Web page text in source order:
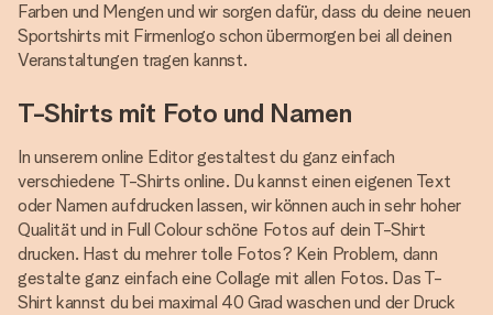
Farben und Mengen und wir sorgen dafür, dass du deine neuen
Sportshirts mit Firmenlogo schon übermorgen bei all deinen
Veranstaltungen tragen kannst.
T-Shirts mit Foto und Namen
In unserem online Editor gestaltest du ganz einfach
verschiedene T-Shirts online. Du kannst einen eigenen Text
oder Namen aufdrucken lassen, wir können auch in sehr hoher
Qualität und in Full Colour schöne Fotos auf dein T-Shirt
drucken. Hast du mehrer tolle Fotos? Kein Problem, dann
gestalte ganz einfach eine Collage mit allen Fotos. Das T-
Shirt kannst du bei maximal 40 Grad waschen und der Druck